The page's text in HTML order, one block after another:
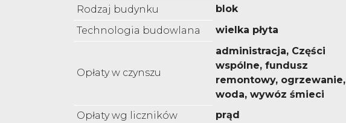
Rodzaj budynku
blok
Technologia budowlana
wielka płyta
Opłaty w czynszu
administracja, Części
wspólne, fundusz
remontowy, ogrzewanie,
woda, wywóz śmieci
Opłaty wg liczników
prąd